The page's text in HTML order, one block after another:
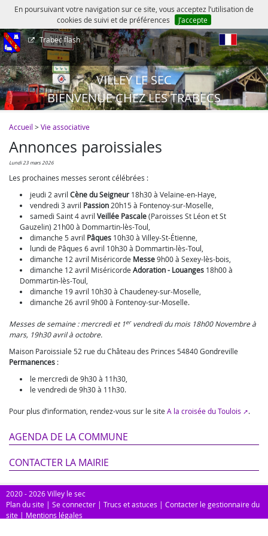
En poursuivant votre navigation sur ce site, vous acceptez l’utilisation de
cookies de suivi et de préférences
J’accepte
Trabec flash
VILLEY LE SEC
BIENVENUE CHEZ LES TRABECS
Accueil >Vie associative
Annonces paroissiales
lundi 23 mars 2026
Les prochaines messes seront célébrées :
jeudi 2 avril Cène du Seigneur18h30 à Velaine-en-Haye,
vendredi 3 avril Passion 20h15 à Fontenoy-sur-Moselle,
samedi Saint 4 avril Veillée Pascale(Paroisses St Léon et St
Gauzelin) 21h00 à Dommartin-lès-Toul,
dimanche 5 avril Pâques 10h30 à Villey-St-Étienne,
lundi de Pâques 6 avril 10h30 à Dommartin-lès-Toul,
dimanche 12 avril Miséricorde Messe9h00 à Sexey-lès-bois,
dimanche 12 avril Miséricorde Adoration - Louanges 18h00 à
Dommartin-lès-Toul,
dimanche 19 avril 10h30 à Chaudeney-sur-Moselle,
dimanche 26 avril 9h00 à Fontenoy-sur-Moselle.
Messes de semaine : mercredi et 1ervendredi du mois 18h00 Novembre à
mars, 19h30 avril à octobre.
Maison Paroissiale 52 rue du Château des Princes 54840 Gondreville
Permanences :
le mercredi de 9h30 à 11h30,
le vendredi de 9h30 à 11h30.
Pour plus d’information, rendez-vous sur le site A la croisée du Toulois .
AGENDA DE LA COMMUNE
CONTACTER LA MAIRIE
2020 - 2026 Villey le sec
Plan du site | Se connecter | Trucs et astuces | Contacter le gestionnaire du
site | Mentions légales